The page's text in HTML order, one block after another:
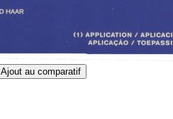
Ajout au comparatif